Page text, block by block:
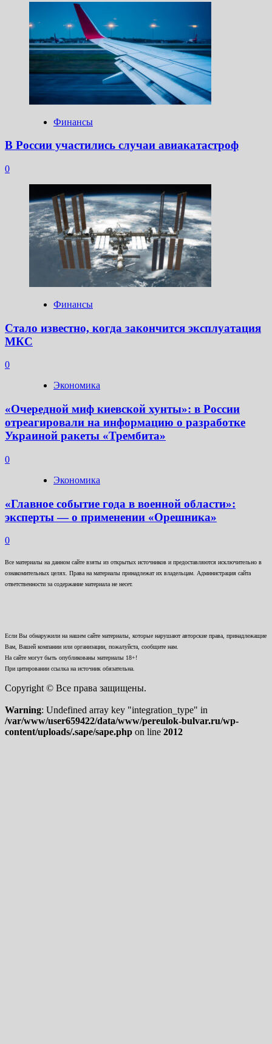
Финансы
В России участились случаи авиакатастроф
0
Финансы
Стало известно, когда закончится эксплуатация
МКС
0
Экономика
«Очередной миф киевской хунты»: в России
отреагировали на информацию о разработке
Украиной ракеты «Трембита»
0
Экономика
«Главное событие года в военной области»:
эксперты — о применении «Орешника»
0
Все материалы на данном сайте взяты из открытых источников и предоставляются исключительно в
ознакомительных целях. Права на материалы принадлежат их владельцам. Администрация сайта
ответственности за содержание материала не несет.
Если Вы обнаружили на нашем сайте материалы, которые нарушают авторские права, принадлежащие
Вам, Вашей компании или организации, пожалуйста, сообщите нам.
На сайте могут быть опубликованы материалы 18+!
При цитировании ссылка на источник обязательна.
Copyright © Все права защищены.
Warning: Undefined array key "integration_type" in
/var/www/user659422/data/www/pereulok-bulvar.ru/wp-
content/uploads/.sape/sape.php on line 2012